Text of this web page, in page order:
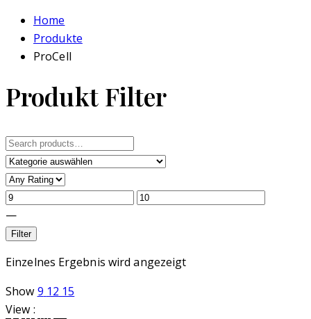
Home
Produkte
ProCell
Produkt Filter
Search
for:
—
Filter
Einzelnes Ergebnis wird angezeigt
Show 9 12 15
View :